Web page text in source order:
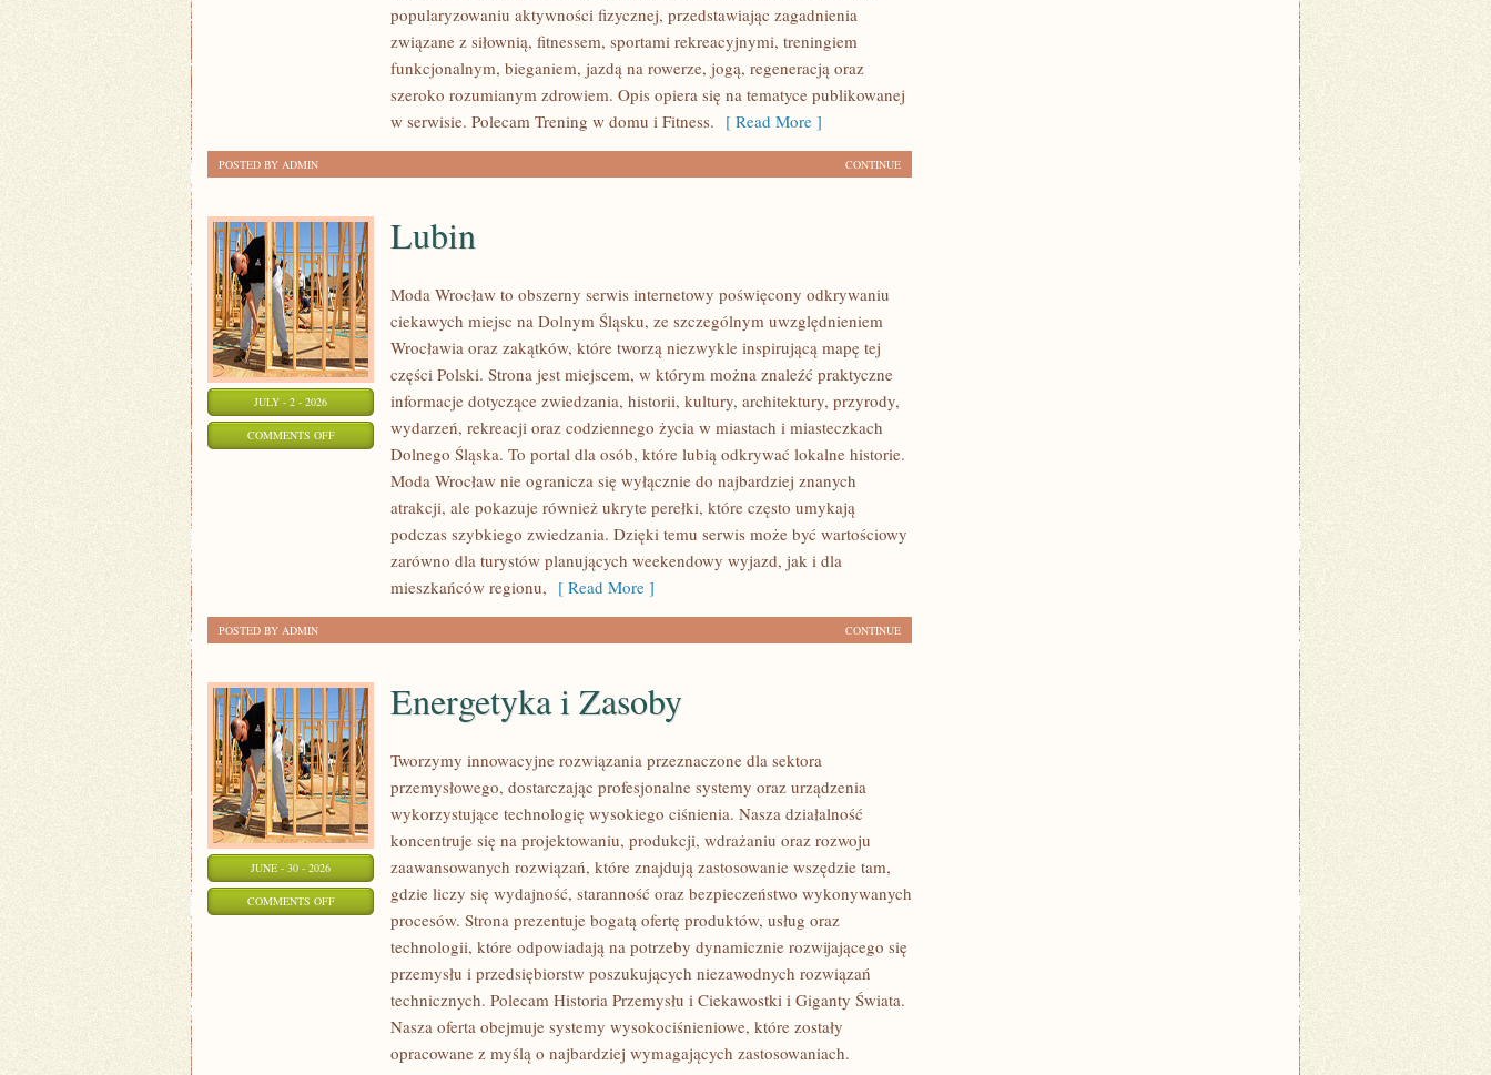
popularyzowaniu aktywności fizycznej, przedstawiając zagadnienia
związane z siłownią, fitnessem, sportami rekreacyjnymi, treningiem
funkcjonalnym, bieganiem, jazdą na rowerze, jogą, regeneracją oraz
szeroko rozumianym zdrowiem. Opis opiera się na tematyce publikowanej
w serwisie. Polecam Trening w domu i Fitness. [ Read More ]
CONTINUE
POSTED BY ADMIN
JULY - 2 - 2026
COMMENTS OFFON
Lubin
Moda Wrocław to obszerny serwis internetowy poświęcony odkrywaniu
ciekawych miejsc na Dolnym Śląsku, ze szczególnym uwzględnieniem
Wrocławia oraz zakątków, które tworzą niezwykle inspirującą mapę tej
części Polski. Strona jest miejscem, w którym można znaleźć praktyczne
informacje dotyczące zwiedzania, historii, kultury, architektury, przyrody,
wydarzeń, rekreacji oraz codziennego życia w miastach i miasteczkach
Dolnego Śląska. To portal dla osób, które lubią odkrywać lokalne historie.
Moda Wrocław nie ogranicza się wyłącznie do najbardziej znanych
atrakcji, ale pokazuje również ukryte perełki, które często umykają
podczas szybkiego zwiedzania. Dzięki temu serwis może być wartościowy
zarówno dla turystów planujących weekendowy wyjazd, jak i dla
mieszkańców regionu, [ Read More ]
CONTINUE
POSTED BY ADMIN
JUNE - 30 - 2026
COMMENTS OFFON
ENERGETYKA
Energetyka i Zasoby
Tworzymy innowacyjne rozwiązania przeznaczone dla sektora
przemysłowego, dostarczając profesjonalne systemy oraz urządzenia
wykorzystujące technologię wysokiego ciśnienia. Nasza działalność
koncentruje się na projektowaniu, produkcji, wdrażaniu oraz rozwoju
zaawansowanych rozwiązań, które znajdują zastosowanie wszędzie tam,
gdzie liczy się wydajność, staranność oraz bezpieczeństwo wykonywanych
procesów. Strona prezentuje bogatą ofertę produktów, usług oraz
technologii, które odpowiadają na potrzeby dynamicznie rozwijającego się
przemysłu i przedsiębiorstw poszukujących niezawodnych rozwiązań
technicznych. Polecam Historia Przemysłu i Ciekawostki i Giganty Świata.
Nasza oferta obejmuje systemy wysokociśnieniowe, które zostały
opracowane z myślą o najbardziej wymagających zastosowaniach.